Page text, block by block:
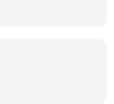
X (formerly Twitter)
us on Instagram